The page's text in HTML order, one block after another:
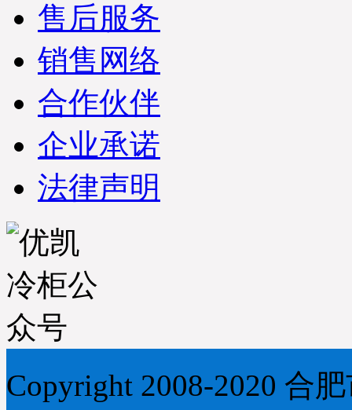
售后服务
销售网络
合作伙伴
企业承诺
法律声明
Copyright 2008-2020 合